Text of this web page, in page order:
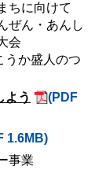
ちに向けて
ぜん・あんし
会
か盛人のつ
よう
(PDF
1.6MB)
事業